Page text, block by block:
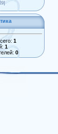
1
1
0